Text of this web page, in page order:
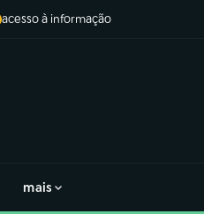
acesso à informação
mais